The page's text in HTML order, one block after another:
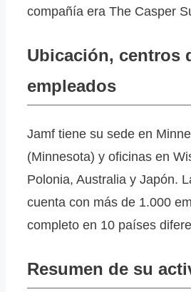
compañía era The Casper
Ubicación, centros
empleados
Jamf tiene su sede en
(Minnesota) y oficinas en
Polonia, Australia y Japón.
cuenta con más de 1.000
completo en 10 países
Resumen de su